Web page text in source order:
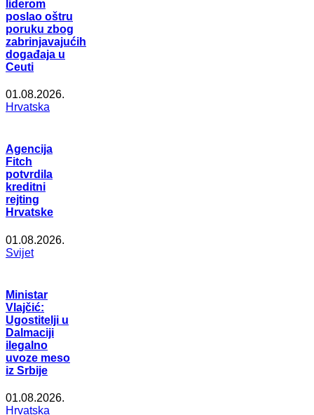
liderom
poslao oštru
poruku zbog
zabrinjavajućih
događaja u
Ceuti
01.08.2026.
Hrvatska
Agencija
Fitch
potvrdila
kreditni
rejting
Hrvatske
01.08.2026.
Svijet
Ministar
Vlajčić:
Ugostitelji u
Dalmaciji
ilegalno
uvoze meso
iz Srbije
01.08.2026.
Hrvatska